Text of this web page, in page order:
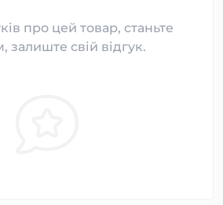
про цей товар, станьте
свій відгук.